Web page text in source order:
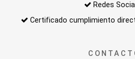
Redes
Certificado cumplimiento